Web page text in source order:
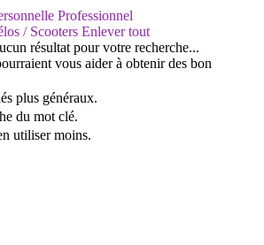
Professionnel
/ Scooters Enlever tout
résultat pour votre recherche...
vous aider à obtenir des bon
plus généraux.
du mot clé.
utiliser moins.